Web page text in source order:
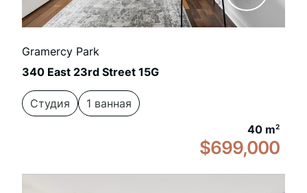
Gramercy Park
340 East 23rd Street 15G
Студия
1 ванная
40 m2
$699,000